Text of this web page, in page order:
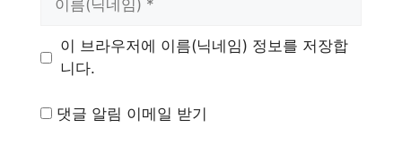
이 브라우저에 이름(닉네임) 정보를 저장합
니다.
댓글 알림 이메일 받기